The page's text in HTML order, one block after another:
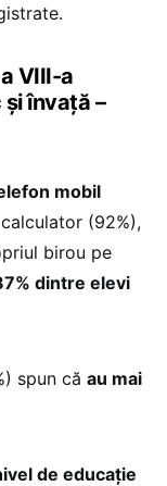
VIII-a
învață –
mobil
(92%),
birou pe
dintre elevi
spun că au mai
de educație